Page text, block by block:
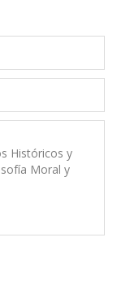
Históricos y
Moral y